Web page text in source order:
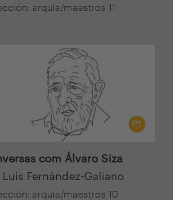
arquia/maestros 11
com Álvaro Siza
Fernández-Galiano
arquia/maestros 10